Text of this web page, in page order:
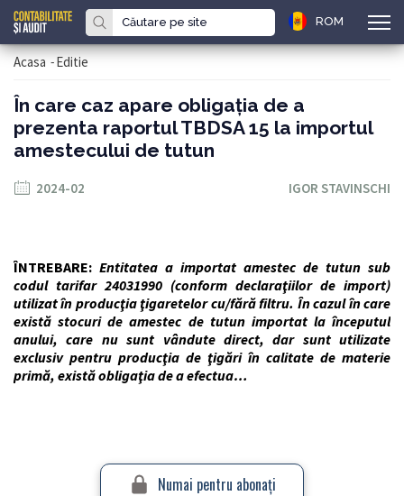
ROM
Acasa -Editie
În care caz apare obligaţia de a
prezenta raportul TBDSA 15 la importul
amestecului de tutun
2024-02 IGOR STAVINSCHI
ÎNTREBARE: Entitatea a importat amestec de tutun sub
codul tarifar 24031990 (conform declaraţiilor de import)
utilizat în producţia ţigaretelor cu/fără filtru. În cazul în care
există stocuri de amestec de tutun importat la începutul
anului, care nu sunt vândute direct, dar sunt utilizate
exclusiv pentru producţia de ţigări în calitate de materie
primă, există obligaţia de a efectua…
Numai pentru abonaţi